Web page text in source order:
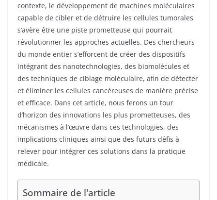
contexte, le développement de machines moléculaires
capable de cibler et de détruire les cellules tumorales
s’avère être une piste prometteuse qui pourrait
révolutionner les approches actuelles. Des chercheurs
du monde entier s’efforcent de créer des dispositifs
intégrant des nanotechnologies, des biomolécules et
des techniques de ciblage moléculaire, afin de détecter
et éliminer les cellules cancéreuses de manière précise
et efficace. Dans cet article, nous ferons un tour
d’horizon des innovations les plus prometteuses, des
mécanismes à l’œuvre dans ces technologies, des
implications cliniques ainsi que des futurs défis à
relever pour intégrer ces solutions dans la pratique
médicale.
Sommaire de l'article